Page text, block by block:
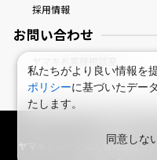
採用情報
お問い合わせ
鰹節屋・だ
ヤマキグループ個人情報保護方針
私たちがより良い情報を
ポリシーに基づいたデー
たします。
同意しな